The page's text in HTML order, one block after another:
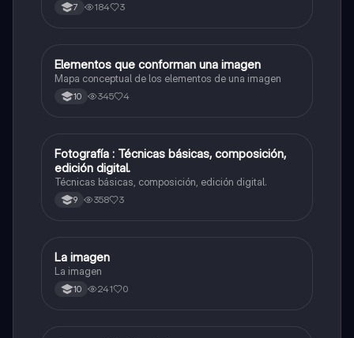
7 184 3
Artes
Elementos que conforman una imagen
Mapa conceptual de los elementos de una imagen
10 345 4
Artes
Fotografía : Técnicas básicas, composición,
edición digital.
Técnicas básicas, composición, edición digital.
9 358 3
Artes
La imagen
La imagen
10 241 0